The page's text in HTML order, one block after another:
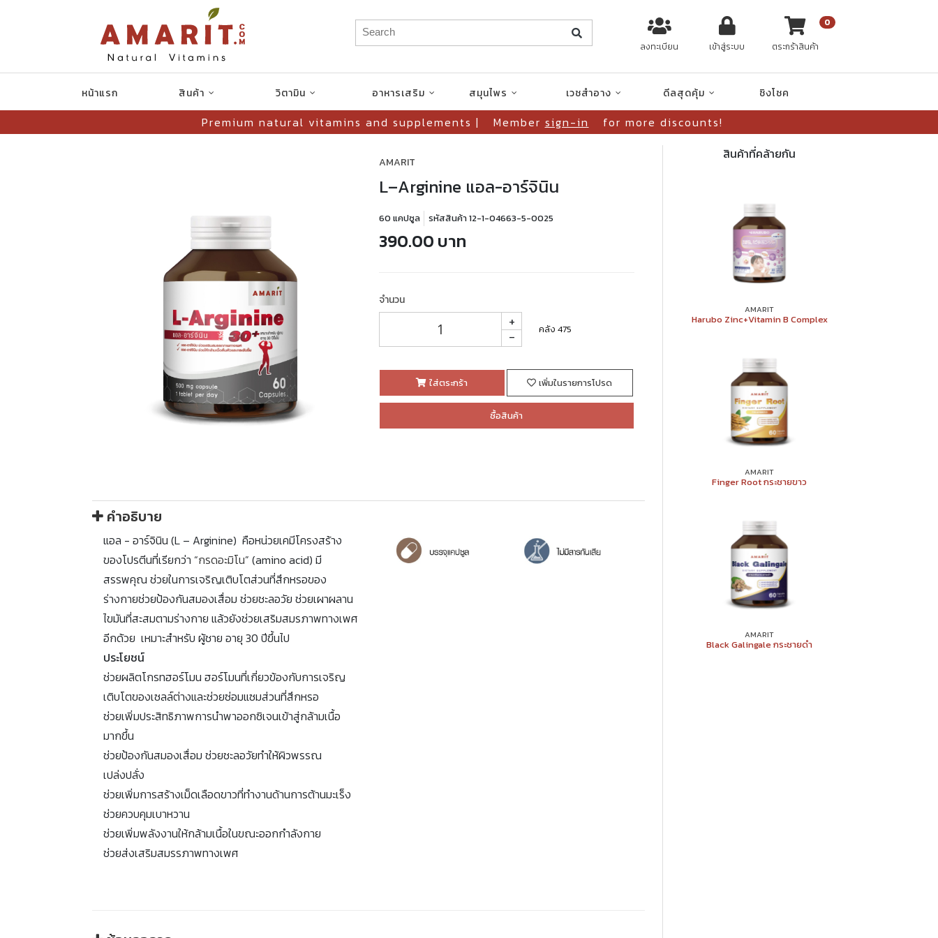
ลงทะเบียน เข้าสู่ระบบ
0
ตระกร้าสินค้า
หน้าแรก สินค้า วิตามิน อาหารเสริม สมุนไพร เวชสำอาง ดีลสุดคุ้ม ชิงโชค
Premium natural vitamins and supplements | Member sign-in for more discounts!
AMARIT
L–Arginine แอล-อาร์จินิน
60 แคปซูล รหัสสินค้า 12-1-04663-5-0025
390.00 บาท
จำนวน
+
- คลัง 475
ใส่ตระกร้า เพิ่มในรายการโปรด
ซื้อสินค้า
คำอธิบาย
แอล - อาร์จินิน (L – Arginine) คือหน่วยเคมีโครงสร้าง
ของโปรตีนที่เรียกว่า “กรดอะมิโน” (amino acid) มี
สรรพคุณ ช่วยในการเจริญเติบโตส่วนที่สึกหรอของ
ร่างกายช่วยป้องกันสมองเสื่อม ช่วยชะลอวัย ช่วยเผาผลาน
ไขมันที่สะสมตามร่างกาย แล้วยังช่วยเสริมสมรภาพทางเพศ
อีกด้วย เหมาะสำหรับ ผู้ชาย อายุ 30 ปีขึ้นไป
ประโยชน์
ช่วยผลิตโกรทฮอร์โมน ฮอร์โมนที่เกี่ยวข้องกับการเจริญ
เติบโตของเซลล์ต่างและช่วยซ่อมแซมส่วนที่สึกหรอ
ช่วยเพิ่มประสิทธิภาพการนำพาออกซิเจนเข้าสู่กล้ามเนื้อ
มากขึ้น
ช่วยป้องกันสมองเสื่อม ช่วยชะลอวัยทำให้ผิวพรรณ
เปล่งปลั่ง
ช่วยเพิ่มการสร้างเม็ดเลือดขาวที่ทำงานด้านการต้านมะเร็ง
ช่วยควบคุมเบาหวาน
ช่วยเพิ่มพลังงานให้กล้ามเนื้อในขณะออกกำลังกาย
ช่วยส่งเสริมสมรรภาพทางเพศ
สินค้าที่คล้ายกัน
AMARIT
Harubo Zinc+Vitamin B Complex
AMARIT
Finger Root กระชายขาว
AMARIT
Black Galingale กระชายดำ